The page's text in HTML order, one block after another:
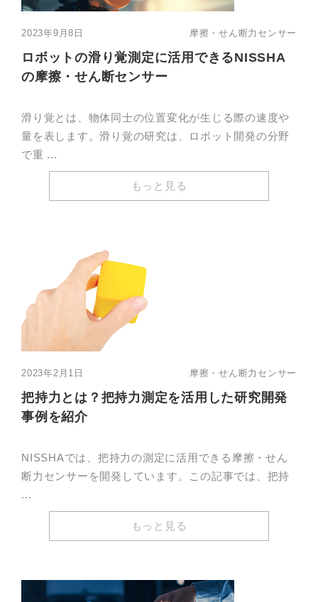
滑り覚とは、物体同士の位置変化が生じる際の速度や
量を表します。滑り覚の研究は、ロボット開発の分野
で重 ...
もっと見る
ロボットの滑り覚測定に活用できるNISSHA
の摩擦・せん断センサー
摩擦・せん断力センサー
2023年9月8日
NISSHAでは、把持力の測定に活用できる摩擦・せん
断力センサーを開発しています。この記事では、把持
...
もっと見る
把持力とは？把持力測定を活用した研究開発
事例を紹介
摩擦・せん断力センサー
2023年2月1日